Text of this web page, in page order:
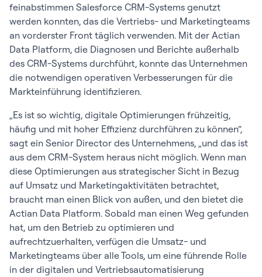
feinabstimmen Salesforce CRM-Systems genutzt
werden konnten, das die Vertriebs- und Marketingteams
an vorderster Front täglich verwenden. Mit der Actian
Data Platform, die Diagnosen und Berichte außerhalb
des CRM-Systems durchführt, konnte das Unternehmen
die notwendigen operativen Verbesserungen für die
Markteinführung identifizieren.
„Es ist so wichtig, digitale Optimierungen frühzeitig,
häufig und mit hoher Effizienz durchführen zu können“,
sagt ein Senior Director des Unternehmens, „und das ist
aus dem CRM-System heraus nicht möglich. Wenn man
diese Optimierungen aus strategischer Sicht in Bezug
auf Umsatz und Marketingaktivitäten betrachtet,
braucht man einen Blick von außen, und den bietet die
Actian Data Platform. Sobald man einen Weg gefunden
hat, um den Betrieb zu optimieren und
aufrechtzuerhalten, verfügen die Umsatz- und
Marketingteams über alle Tools, um eine führende Rolle
in der digitalen und Vertriebsautomatisierung